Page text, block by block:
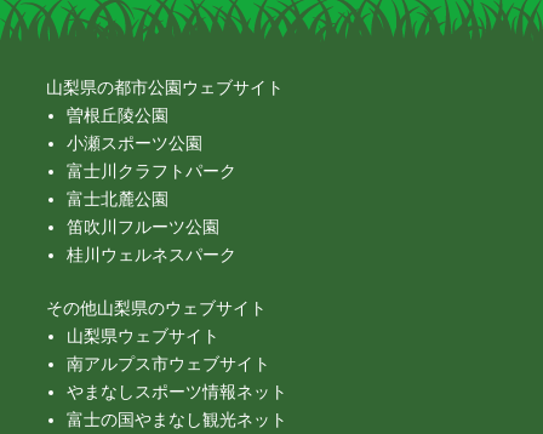
山梨県の都市公園ウェブサイト
曽根丘陵公園
小瀬スポーツ公園
富士川クラフトパーク
富士北麓公園
笛吹川フルーツ公園
桂川ウェルネスパーク
その他山梨県のウェブサイト
山梨県ウェブサイト
南アルプス市ウェブサイト
やまなしスポーツ情報ネット
富士の国やまなし観光ネット